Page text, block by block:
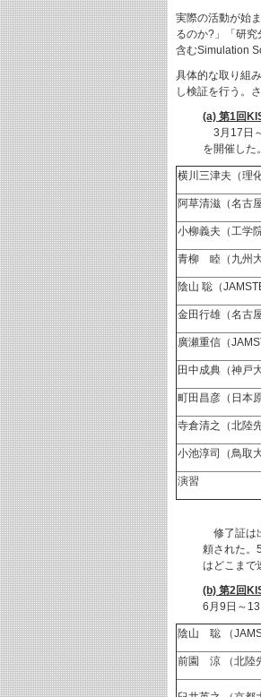
実際の活動が始
るのか?」「研
含むSimulation
具体的な取り組
し検証を行う。
(a) 第1回
3月17日
を開催した
横川三津夫（理
阿草清滋（名古
小柳義夫（工学
青柳 睦（九州大
陰山 聡（
金田行雄（名古
廣瀬重信（
田中成典（神戸
町田昌彦（日本
寺倉清之（北陸先
小池淳司（鳥取大
演習
修了証は
頼された。
はどこまで
(b) 第2回
6月9日～
陰山 聡 （
前園 涼 （北陸